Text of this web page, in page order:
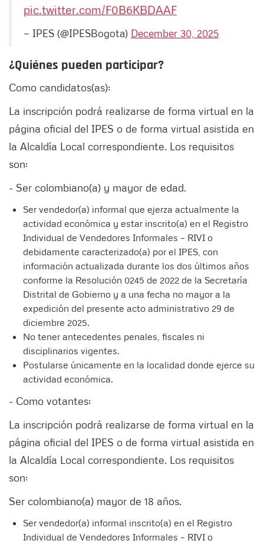
pic.twitter.com/F0B6KBDAAF
— IPES (@IPESBogota) December 30, 2025
¿Quiénes pueden participar?
Como candidatos(as):
La inscripción podrá realizarse de forma virtual en la
página oficial del IPES o de forma virtual asistida en
la Alcaldía Local correspondiente. Los requisitos
son:
- Ser colombiano(a) y mayor de edad.
Ser vendedor(a) informal que ejerza actualmente la
actividad económica y estar inscrito(a) en el Registro
Individual de Vendedores Informales – RIVI o
debidamente caracterizado(a) por el IPES, con
información actualizada durante los dos últimos años
conforme la Resolución 0245 de 2022 de la Secretaría
Distrital de Gobierno y a una fecha no mayor a la
expedición del presente acto administrativo 29 de
diciembre 2025.
No tener antecedentes penales, fiscales ni
disciplinarios vigentes.
Postularse únicamente en la localidad donde ejerce su
actividad económica.
- Como votantes:
La inscripción podrá realizarse de forma virtual en la
página oficial del IPES o de forma virtual asistida en
la Alcaldía Local correspondiente. Los requisitos
son:
Ser colombiano(a) mayor de 18 años.
Ser vendedor(a) informal inscrito(a) en el Registro
Individual de Vendedores Informales – RIVI o